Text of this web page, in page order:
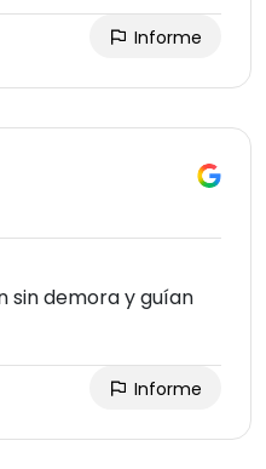
Informe
sin demora y guían
Informe